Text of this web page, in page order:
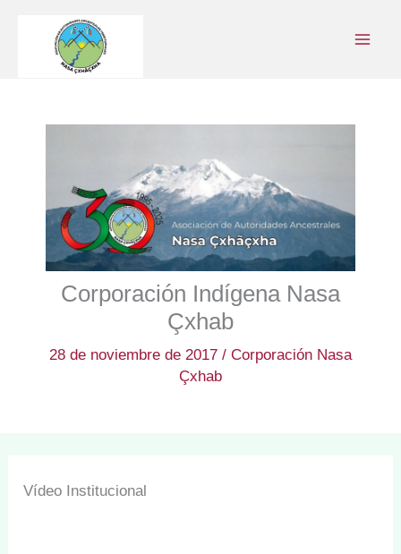
contenido
Corporación Indígena Nasa
Çxhab
28 de noviembre de 2017 / Corporación Nasa
Çxhab
Vídeo Institucional